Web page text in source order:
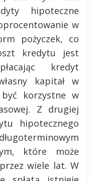
hipoteczne
w
pożyczek, co
kredytu jest
kredyt
kapitał w
korzystne w
Z drugiej
hipotecznego
które może
wiele lat. W